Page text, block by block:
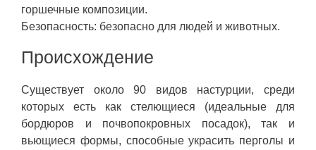
горшечные композиции.
Безопасность: безопасно для людей и животных.
Происхождение
Существует около 90 видов настурции, среди
которых есть как стелющиеся (идеальные для
бордюров и почвопокровных посадок), так и
вьющиеся формы, способные украсить перголы и